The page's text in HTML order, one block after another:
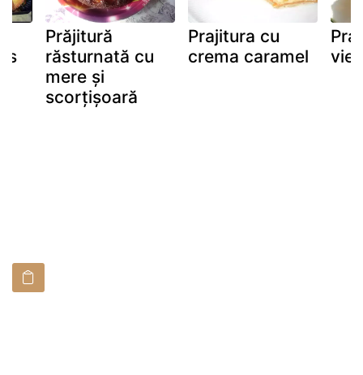
Prăjitură
răsturnată cu
mere și
scorțișoară
Prajitura cu
crema caramel